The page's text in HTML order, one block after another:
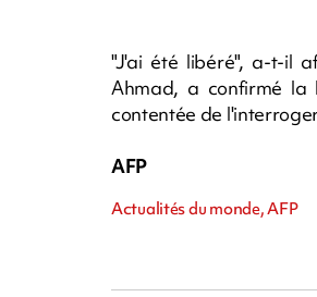
"J'ai été libéré", a-t-il
Ahmad, a confirmé la
contentée de
AFP
Actualités du monde, AFP